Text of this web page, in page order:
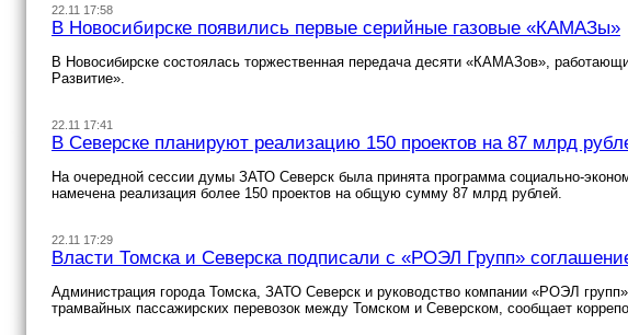
22.11 17:58
В Новосибирске появились первые серийные газовые «КАМАЗы»
В Новосибирске состоялась торжественная передача десяти «КАМАЗов»,
Развитие».
22.11 17:41
В Северске планируют реализацию 150 проектов на 87 млрд
На очередной сессии думы ЗАТО Северск была принята программа социально-
намечена реализация более 150 проектов на общую сумму 87 млрд рублей.
22.11 17:29
Власти Томска и Северска подписали с «РОЭЛ Групп»
Администрация города Томска, ЗАТО Северск и руководство компании «РОЭЛ
трамвайных пассажирских перевозок между Томском и Северском, сообщает